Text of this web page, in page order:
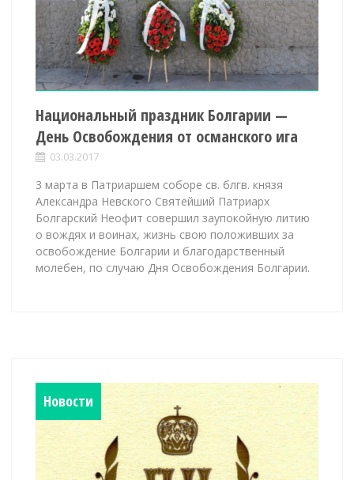
Национальный праздник Болгарии —
День Освобождения от османского ига
03.03.2017
3 марта в Патриаршем соборе св. блгв. князя
Александра Невского Святейший Патриарх
Болгарский Неофит совершил заупокойную литию
о вождях и воинах, жизнь свою положивших за
освобождение Болгарии и благодарственный
молебен, по случаю Дня Освобождения Болгарии.
Новости